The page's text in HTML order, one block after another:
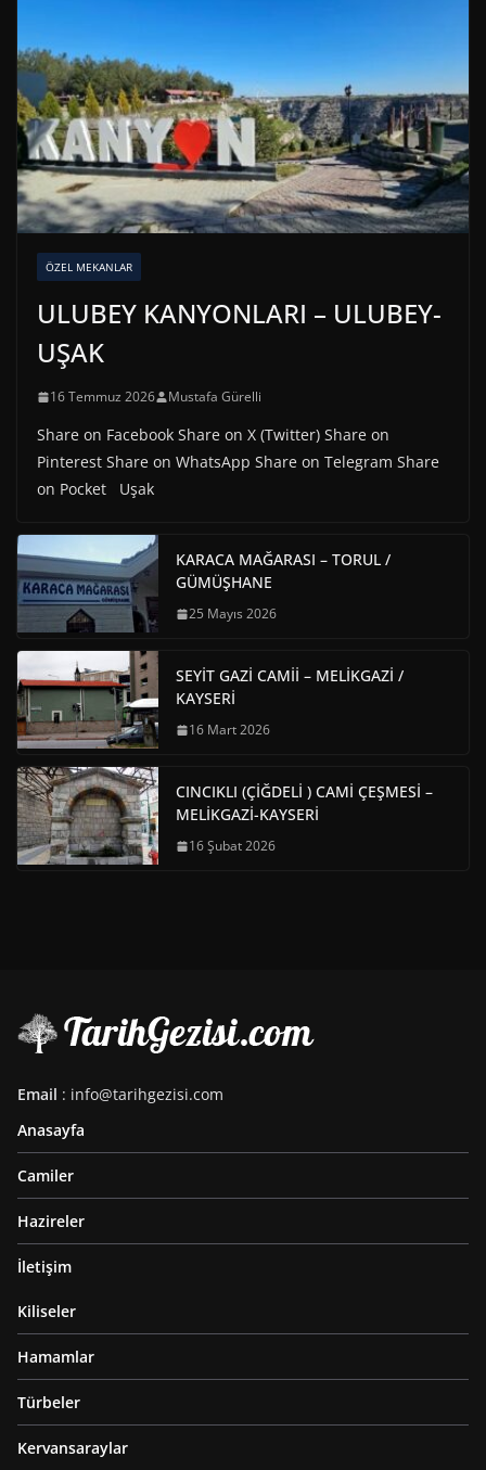
ÖZEL MEKANLAR
ULUBEY KANYONLARI – ULUBEY-
UŞAK
16 Temmuz 2026 Mustafa Gürelli
Share on Facebook Share on X (Twitter) Share on
Pinterest Share on WhatsApp Share on Telegram Share
on Pocket Uşak
KARACA MAĞARASI – TORUL /
GÜMÜŞHANE
25 Mayıs 2026
SEYİT GAZİ CAMİİ – MELİKGAZİ /
KAYSERİ
16 Mart 2026
CINCIKLI (ÇİĞDELİ ) CAMİ ÇEŞMESİ –
MELİKGAZİ-KAYSERİ
16 Şubat 2026
Email : info@tarihgezisi.com
Anasayfa
Camiler
Hazireler
İletişim
Kiliseler
Hamamlar
Türbeler
Kervansaraylar